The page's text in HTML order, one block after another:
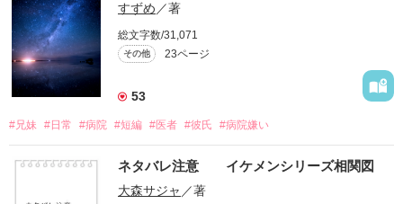
すずめ／著
総文字数/31,071
その他 23ページ
53
#兄妹 #日常 #病院 #短編 #医者 #彼氏 #病院嫌い
ネタバレ注意 イケメンシリーズ相関図
大森サジャ ／著